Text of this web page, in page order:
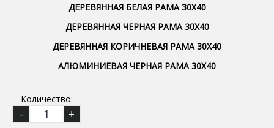
ДЕРЕВЯННАЯ БЕЛАЯ РАМА 30Х40
ДЕРЕВЯННАЯ ЧЕРНАЯ РАМА 30Х40
ДЕРЕВЯННАЯ КОРИЧНЕВАЯ РАМА 30Х40
АЛЮМИНИЕВАЯ ЧЕРНАЯ РАМА 30Х40
Количество: